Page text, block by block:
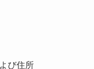
び住所